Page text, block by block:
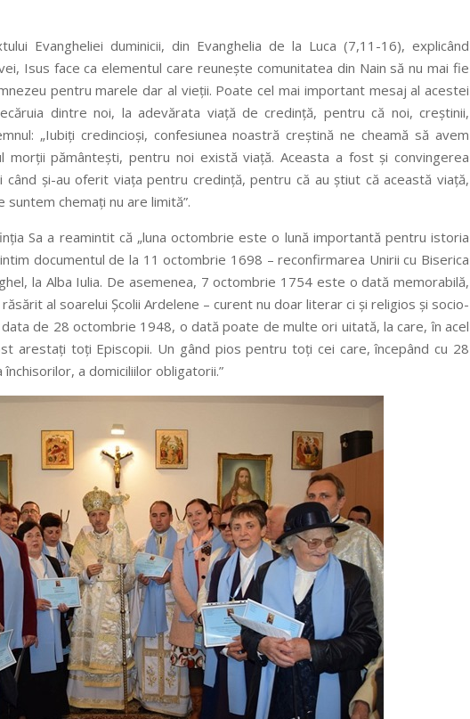
Evangheliei duminicii, din Evanghelia de la Luca (7,11-16), explicând
Isus face ca elementul care reunește comunitatea din Nain să nu mai fie
pentru marele dar al vieții. Poate cel mai important mesaj al acestei
dintre noi, la adevărata viață de credință, pentru că noi, creștinii,
„Iubiți credincioși, confesiunea noastră creștină ne cheamă să avem
morții pământești, pentru noi există viață. Aceasta a fost și convingerea
când și-au oferit viața pentru credință, pentru că au știut că această viață,
suntem chemați nu are limită”.
Sa a reamintit că „luna octombrie este o lună importantă pentru istoria
documentul de la 11 octombrie 1698 – reconfirmarea Unirii cu Biserica
la Alba Iulia. De asemenea, 7 octombrie 1754 este o dată memorabilă,
al soarelui Școlii Ardelene – curent nu doar literar ci și religios și socio-
de 28 octombrie 1948, o dată poate de multe ori uitată, la care, în acel
arestați toți Episcopii. Un gând pios pentru toți cei care, începând cu 28
a domiciliilor obligatorii.”